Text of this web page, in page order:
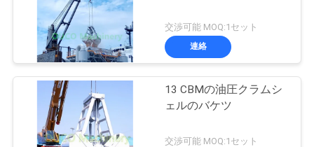
交渉可能 MOQ:1セット
連絡
13 CBMの油圧クラムシ
ェルのバケツ
交渉可能 MOQ:1セット